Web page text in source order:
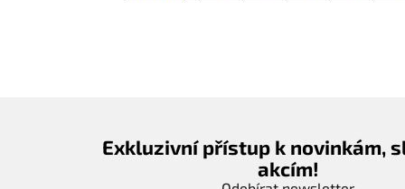
Exkluzivní přístup k novinkám,
akcím!